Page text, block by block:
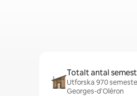
Totalt antal
Utforska 970
Georges-d'Oléron